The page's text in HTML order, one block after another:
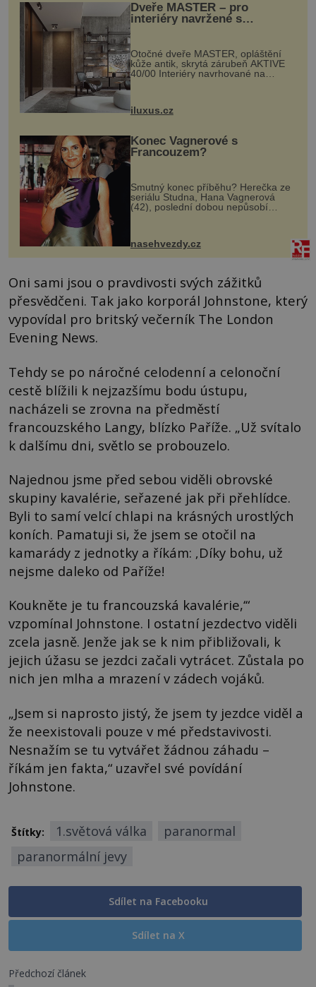
Dveře MASTER – pro
interiéry navržené s
rozumem i vášní!
Otočné dveře MASTER, opláštění
kůže antik, skrytá zárubeň AKTIVE
40/00 Interiéry navrhované na
zakázku často vyžadují atypické
rozměry nejen nábytku, ale i
dnes umož...
iluxus.cz
Konec Vagnerové s
Francouzem?
Smutný konec příběhu? Herečka ze
seriálu Studna, Hana Vagnerová
(42), poslední dobou nepůsobí
nasehvezdy.cz
Oni sami jsou o pravdivosti svých zážitků
přesvědčeni. Tak jako korporál Johnstone, který
vypovídal pro britský večerník The London
Evening News.
Tehdy se po náročné celodenní a celonoční
cestě blížili k nejzazšímu bodu ústupu,
nacházeli se zrovna na předměstí
francouzského Langy, blízko Paříže. „Už svítalo
k dalšímu dni, světlo se probouzelo.
Najednou jsme před sebou viděli obrovské
skupiny kavalérie, seřazené jak při přehlídce.
Byli to samí velcí chlapi na krásných urostlých
koních. Pamatuji si, že jsem se otočil na
kamarády z jednotky a říkám: ‚Díky bohu, už
nejsme daleko od Paříže!
Koukněte je tu francouzská kavalérie,‘“
vzpomínal Johnstone. I ostatní jezdectvo viděli
zcela jasně. Jenže jak se k nim přibližovali, k
jejich úžasu se jezdci začali vytrácet. Zůstala po
nich jen mlha a mrazení v zádech vojáků.
„Jsem si naprosto jistý, že jsem ty jezdce viděl a
že neexistovali pouze v mé představivosti.
Nesnažím se tu vytvářet žádnou záhadu –
říkám jen fakta,“ uzavřel své povídání
Johnstone.
Štítky: 1.světová válka
paranormal
paranormální jevy
Sdílet na Facebooku
Sdílet na X
Předchozí článek